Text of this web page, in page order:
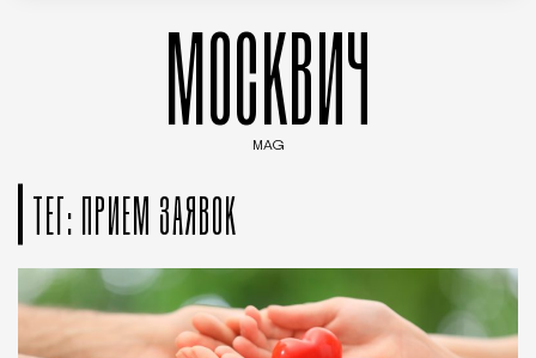
МОСКВИЧ
MAG
ТЕГ: ПРИЕМ ЗАЯВОК